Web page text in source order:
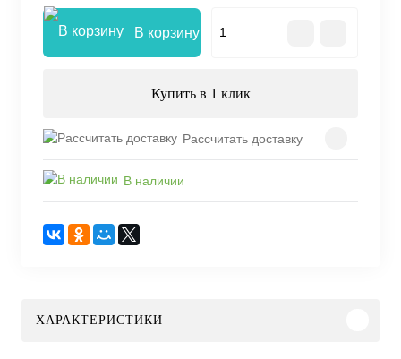
В корзину
Купить в 1 клик
Рассчитать доставку
В наличии
ХАРАКТЕРИСТИКИ